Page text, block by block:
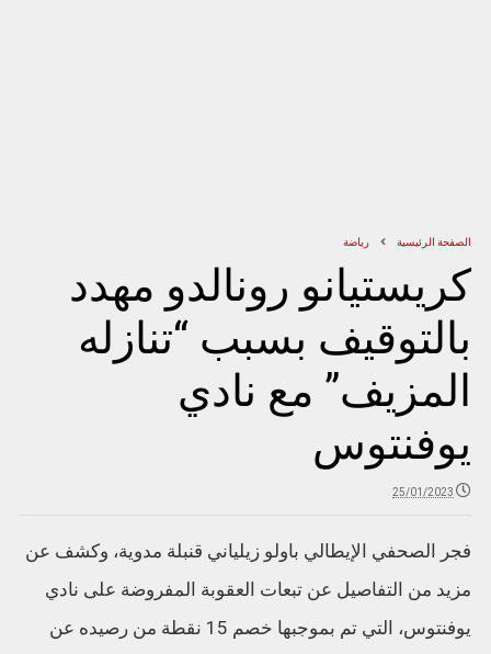
الصفحة الرئيسية رياضة
كريستيانو رونالدو مهدد
بالتوقيف بسبب “تنازله
المزيف” مع نادي
يوفنتوس
25/01/2023
فجر الصحفي الإيطالي باولو زيلياني قنبلة مدوية، وكشف عن
مزيد من التفاصيل عن تبعات العقوبة المفروضة على نادي
يوفنتوس، التي تم بموجبها خصم 15 نقطة من رصيده عن